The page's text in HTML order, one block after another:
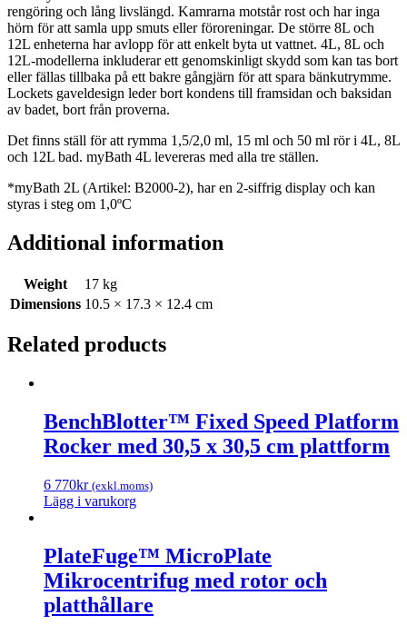
rengöring och lång livslängd. Kamrarna motstår rost och har inga
hörn för att samla upp smuts eller föroreningar. De större 8L och
12L enheterna har avlopp för att enkelt byta ut vattnet. 4L, 8L och
12L-modellerna inkluderar ett genomskinligt skydd som kan tas bort
eller fällas tillbaka på ett bakre gångjärn för att spara bänkutrymme.
Lockets gaveldesign leder bort kondens till framsidan och baksidan
av badet, bort från proverna.
Det finns ställ för att rymma 1,5/2,0 ml, 15 ml och 50 ml rör i 4L, 8L
och 12L bad. myBath 4L levereras med alla tre ställen.
*myBath 2L (Artikel: B2000-2), har en 2-siffrig display och kan
styras i steg om 1,0ºC
Additional information
Weight
17 kg
Dimensions 10.5 × 17.3 × 12.4 cm
Related products
BenchBlotter™ Fixed Speed Platform
Rocker med 30,5 x 30,5 cm plattform
6 770kr (exkl.moms)
Lägg i varukorg
PlateFuge™ MicroPlate
Mikrocentrifug med rotor och
platthållare